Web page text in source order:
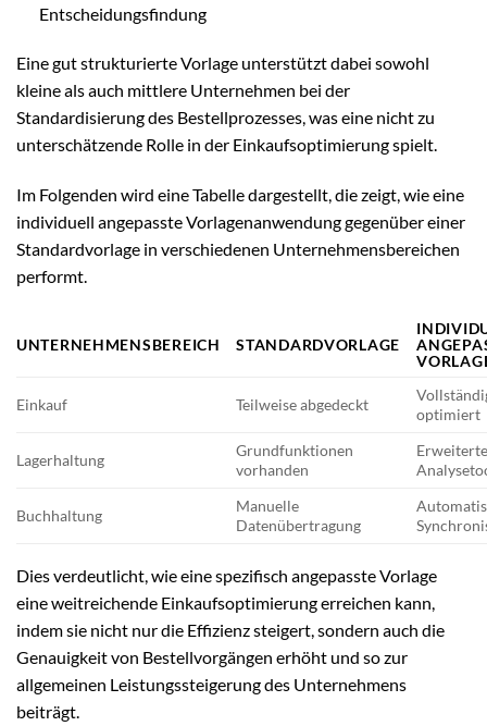
Entscheidungsfindung
Eine gut strukturierte Vorlage unterstützt dabei sowohl
kleine als auch mittlere Unternehmen bei der
Standardisierung des Bestellprozesses, was eine nicht zu
unterschätzende Rolle in der Einkaufsoptimierung spielt.
Im Folgenden wird eine Tabelle dargestellt, die zeigt, wie eine
individuell angepasste Vorlagenanwendung gegenüber einer
Standardvorlage in verschiedenen Unternehmensbereichen
performt.
UNTERNEHMENSBEREICH STANDARDVORLAGE
Einkauf Teilweise abgedeckt
optimiert
Lagerhaltung
Grundfunktionen
vorhanden
Buchhaltung
Manuelle
Datenübertragung
Dies verdeutlicht, wie eine spezifisch angepasste Vorlage
eine weitreichende Einkaufsoptimierung erreichen kann,
indem sie nicht nur die Effizienz steigert, sondern auch die
Genauigkeit von Bestellvorgängen erhöht und so zur
allgemeinen Leistungssteigerung des Unternehmens
beiträgt.